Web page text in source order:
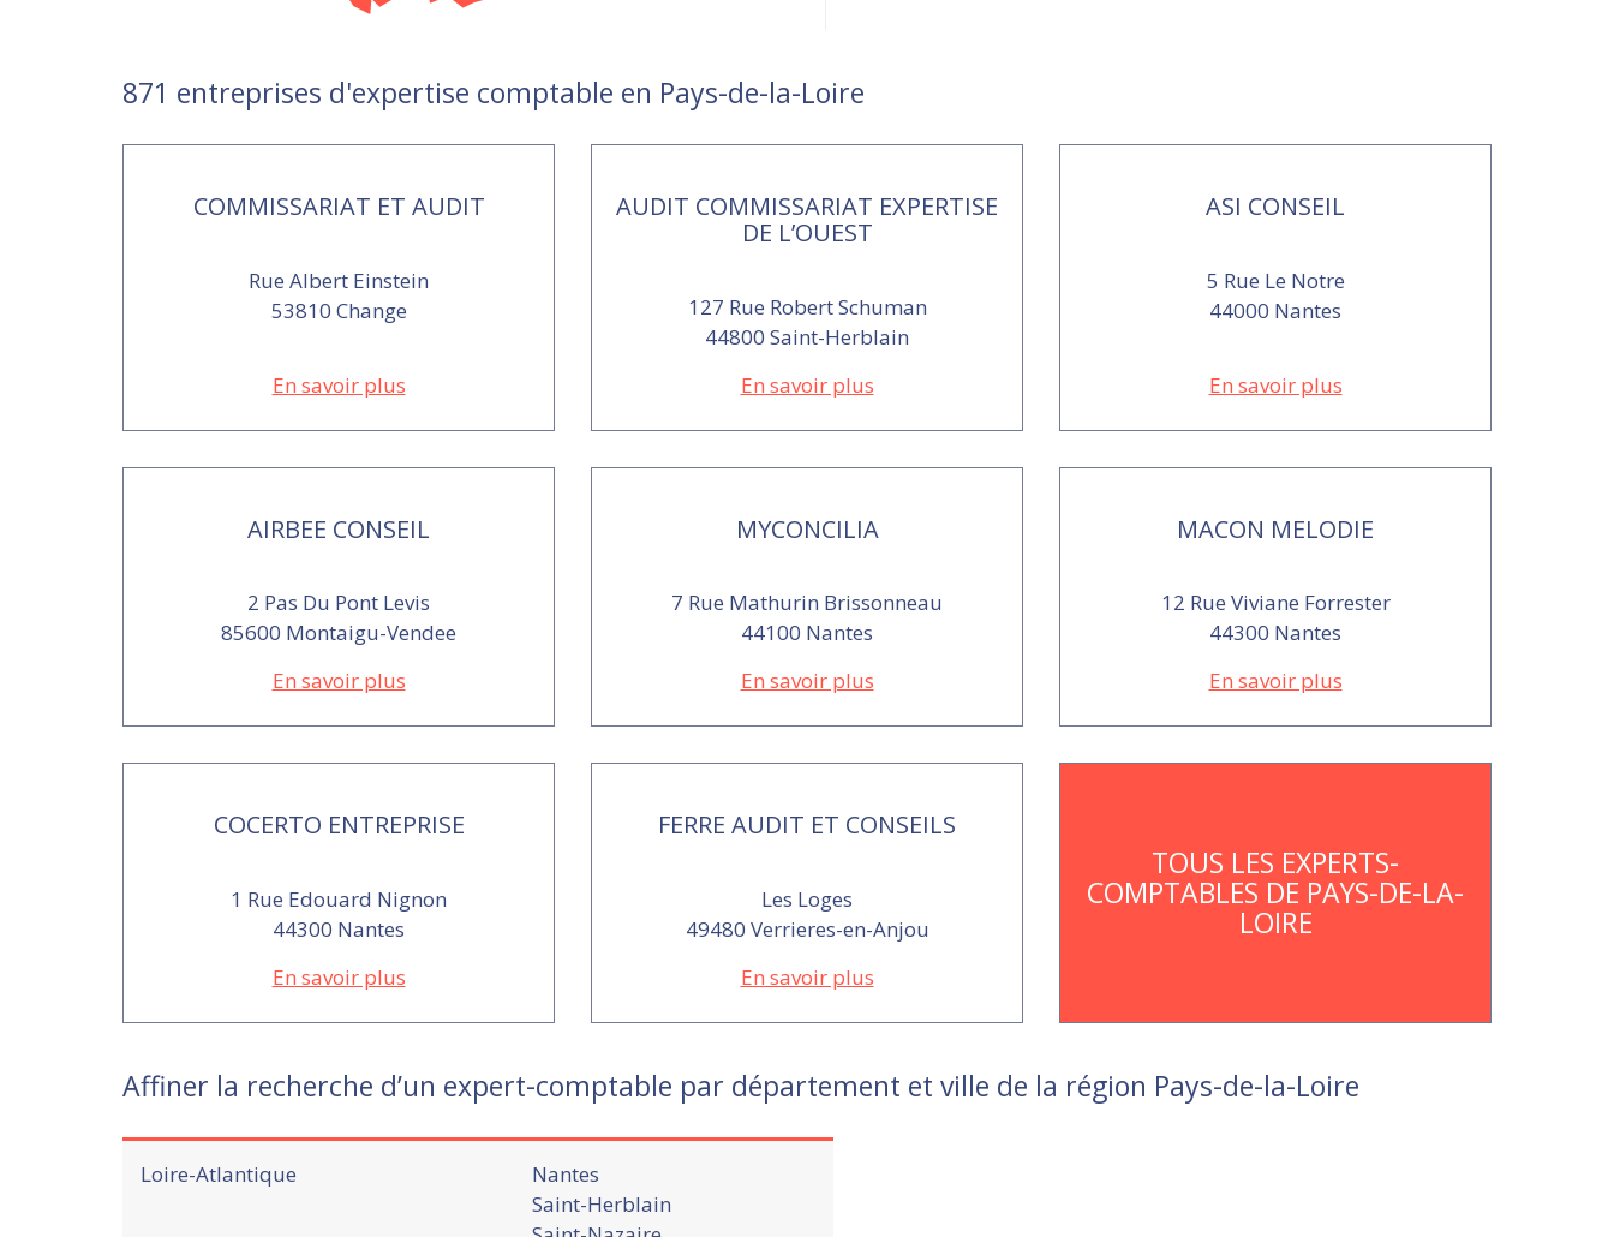
871 entreprises d'expertise comptable en Pays-de-la-Loire
COMMISSARIAT ET AUDIT
Rue Albert Einstein
53810 Change
En savoir plus
AUDIT COMMISSARIAT EXPERTISE
DE L’OUEST
127 Rue Robert Schuman
44800 Saint-Herblain
En savoir plus
ASI CONSEIL
5 Rue Le Notre
44000 Nantes
En savoir plus
AIRBEE CONSEIL
2 Pas Du Pont Levis
85600 Montaigu-Vendee
En savoir plus
MYCONCILIA
7 Rue Mathurin Brissonneau
44100 Nantes
En savoir plus
MACON MELODIE
12 Rue Viviane Forrester
44300 Nantes
En savoir plus
COCERTO ENTREPRISE
1 Rue Edouard Nignon
44300 Nantes
En savoir plus
FERRE AUDIT ET CONSEILS
Les Loges
49480 Verrieres-en-Anjou
En savoir plus
TOUS LES EXPERTS-
COMPTABLES DE PAYS-DE-LA-
LOIRE
Affiner la recherche d’un expert-comptable par département et ville de la région Pays-de-la-Loire
Loire-Atlantique
Nantes
Saint-Herblain